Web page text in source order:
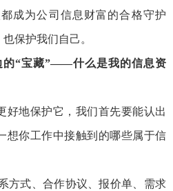
成为公司信息财富的合格守护
保护我们自己。
的“宝藏”——什么是我的信息资
好地保护它，我们首先要能认出
想你工作中接触到的哪些属于信
方式、合作协议、报价单、需求